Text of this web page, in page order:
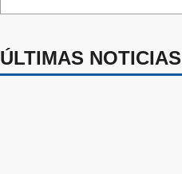
ÚLTIMAS NOTICIAS